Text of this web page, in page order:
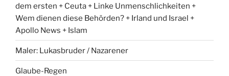
dem ersten + Ceuta + Linke Unmenschlichkeiten +
Wem dienen diese Behörden? + Irland und Israel +
Apollo News + Islam
Maler: Lukasbruder / Nazarener
Glaube-Regen